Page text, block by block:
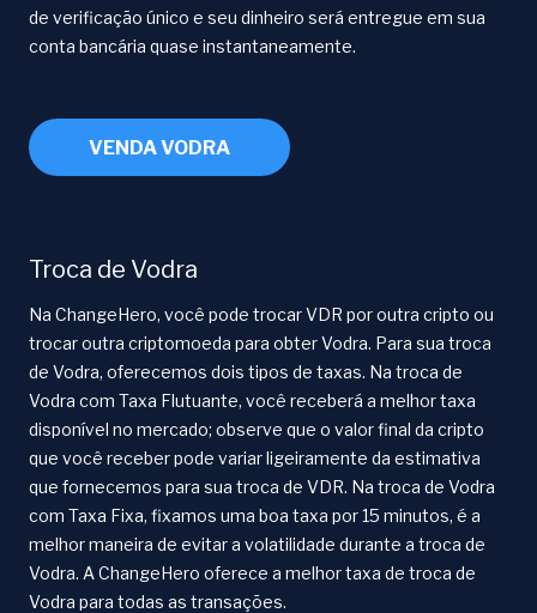
de verificação único e seu dinheiro será entregue em sua
conta bancária quase instantaneamente.
VENDA VODRA
Troca de Vodra
Na ChangeHero, você pode trocar VDR por outra cripto ou
trocar outra criptomoeda para obter Vodra. Para sua troca
de Vodra, oferecemos dois tipos de taxas. Na troca de
Vodra com Taxa Flutuante, você receberá a melhor taxa
disponível no mercado; observe que o valor final da cripto
que você receber pode variar ligeiramente da estimativa
que fornecemos para sua troca de VDR. Na troca de Vodra
com Taxa Fixa, fixamos uma boa taxa por 15 minutos, é a
melhor maneira de evitar a volatilidade durante a troca de
Vodra. A ChangeHero oferece a melhor taxa de troca de
Vodra para todas as transações.